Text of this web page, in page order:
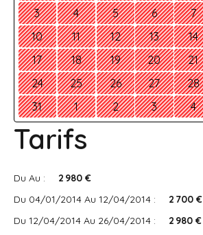
3
4 5 6 7
10
11 12 13 14
17
18 19 20 21
24
25 26 27 28
31
1 2 3 4
Tarifs
Du Au :
2 980 €
Du 04/01/2014 Au 12/04/2014 :
2 700 €
Du 12/04/2014 Au 26/04/2014 :
2 980 €